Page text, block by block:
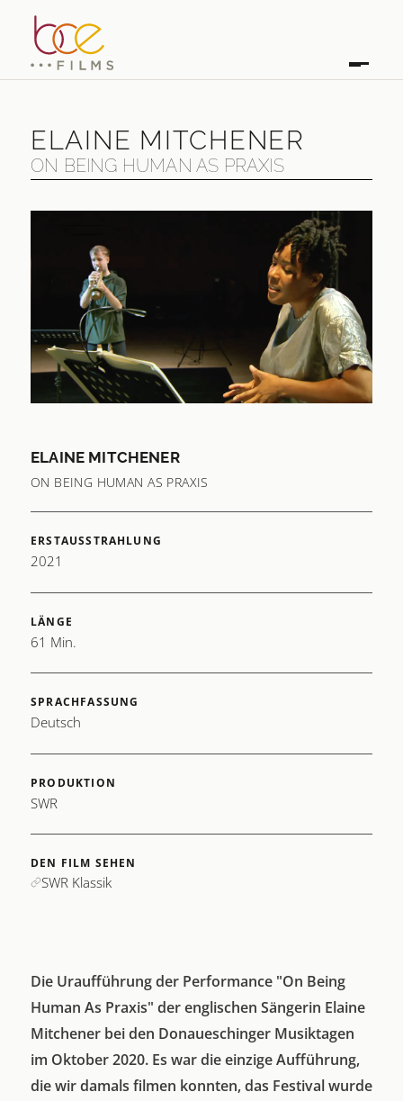
ELAINE MITCHENER
ON BEING HUMAN AS PRAXIS
ELAINE MITCHENER
ON BEING HUMAN AS PRAXIS
ERSTAUSSTRAHLUNG
2021
LÄNGE
61 Min.
SPRACHFASSUNG
Deutsch
PRODUKTION
SWR
DEN FILM SEHEN
SWR Klassik
Die Uraufführung der Performance "On Being
Human As Praxis" der englischen Sängerin Elaine
Mitchener bei den Donaueschinger Musiktagen
im Oktober 2020. Es war die einzige Aufführung,
die wir damals filmen konnten, das Festival wurde